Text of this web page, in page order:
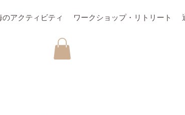
のアクティビティ ワークショップ・リトリート